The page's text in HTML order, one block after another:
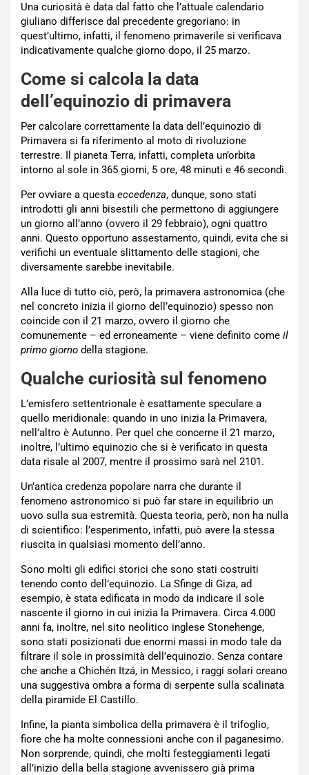
Una curiosità è data dal fatto che l’attuale calendario
giuliano differisce dal precedente gregoriano: in
quest’ultimo, infatti, il fenomeno primaverile si verificava
indicativamente qualche giorno dopo, il 25 marzo.
Come si calcola la data
dell’equinozio di primavera
Per calcolare correttamente la data dell’equinozio di
Primavera si fa riferimento al moto di rivoluzione
terrestre. Il pianeta Terra, infatti, completa un’orbita
intorno al sole in 365 giorni, 5 ore, 48 minuti e 46 secondi.
Per ovviare a questa eccedenza, dunque, sono stati
introdotti gli anni bisestili che permettono di aggiungere
un giorno all’anno (ovvero il 29 febbraio), ogni quattro
anni. Questo opportuno assestamento, quindi, evita che si
verifichi un eventuale slittamento delle stagioni, che
diversamente sarebbe inevitabile.
Alla luce di tutto ciò, però, la primavera astronomica (che
nel concreto inizia il giorno dell’equinozio) spesso non
coincide con il 21 marzo, ovvero il giorno che
comunemente – ed erroneamente – viene definito come il
primo giorno della stagione.
Qualche curiosità sul fenomeno
L’emisfero settentrionale è esattamente speculare a
quello meridionale: quando in uno inizia la Primavera,
nell’altro è Autunno. Per quel che concerne il 21 marzo,
inoltre, l’ultimo equinozio che si è verificato in questa
data risale al 2007, mentre il prossimo sarà nel 2101.
Un’antica credenza popolare narra che durante il
fenomeno astronomico si può far stare in equilibrio un
uovo sulla sua estremità. Questa teoria, però, non ha nulla
di scientifico: l’esperimento, infatti, può avere la stessa
riuscita in qualsiasi momento dell’anno.
Sono molti gli edifici storici che sono stati costruiti
tenendo conto dell’equinozio. La Sfinge di Giza, ad
esempio, è stata edificata in modo da indicare il sole
nascente il giorno in cui inizia la Primavera. Circa 4.000
anni fa, inoltre, nel sito neolitico inglese Stonehenge,
sono stati posizionati due enormi massi in modo tale da
filtrare il sole in prossimità dell’equinozio. Senza contare
che anche a Chichén Itzá, in Messico, i raggi solari creano
una suggestiva ombra a forma di serpente sulla scalinata
della piramide El Castillo.
Infine, la pianta simbolica della primavera è il trifoglio,
fiore che ha molte connessioni anche con il paganesimo.
Non sorprende, quindi, che molti festeggiamenti legati
all’inizio della bella stagione avvenissero già prima